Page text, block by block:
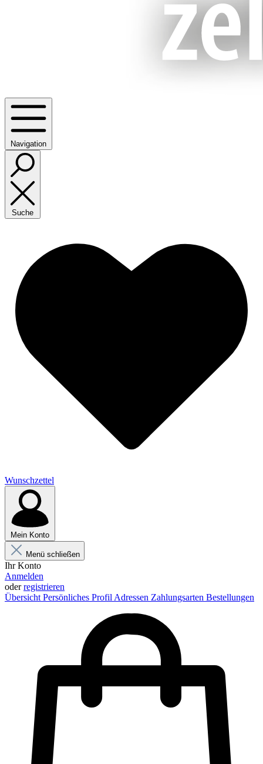
Navigation
Suche
Wunschzettel
Mein Konto
Menü schließen
Ihr Konto
Anmelden
oderregistrieren
Übersicht Persönliches Profil Adressen Zahlungsarten Bestellungen